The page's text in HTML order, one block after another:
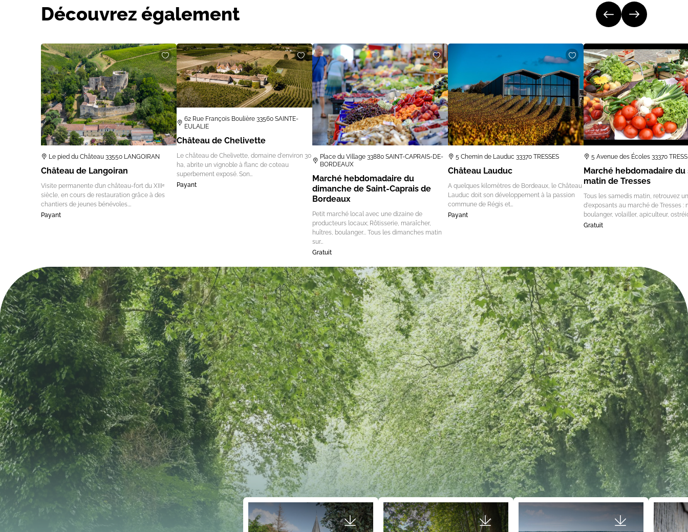
Découvrez également
Le pied du Château 33550 LANGOIRAN
Château de Langoiran
Visite permanente d’un château-fort du XIIIᵉ
siècle, en cours de restauration grâce à des
chantiers de jeunes bénévoles.…
Payant
62 Rue François Boulière 33560 SAINTE-
EULALIE
Château de Chelivette
Le château de Chelivette, domaine d'environ 30
ha, abrite un vignoble à flanc de coteau
superbement exposé. Son…
Payant
Place du Village 33880 SAINT-CAPRAIS-DE-
BORDEAUX
Marché hebdomadaire du
dimanche de Saint-Caprais de
Bordeaux
Petit marché local avec une dizaine de
producteurs locaux; Rôtisserie, maraîcher,
huîtres, boulanger... Tous les dimanches matin
sur…
Gratuit
5 Chemin de Lauduc 33370 TRESSES
Château Lauduc
A quelques kilomètres de Bordeaux, le Château
Lauduc doit son développement à la passion
commune de Régis et…
Payant
5 Avenue des Écoles 33370
Marché hebdomadaire du
matin de Tresses
Tous les samedis matin, retrouvez
d'exposants au marché de Tresses :
boulanger, volailler, apiculteur,
Gratuit